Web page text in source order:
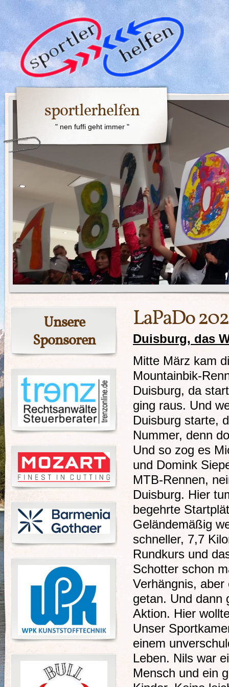
sportlerhelfen
" nen fuffi geht immer "
LaPaDo
Duisburg, das
Mitte März kam
Mountainbik-
Duisburg, da
ging raus. Und
Duisburg starte,
Nummer, denn
Und so zog es
und Domink
MTB-Rennen,
Duisburg. Hier
begehrte
Geländemäßig
schneller, 7,7
Rundkurs und
Schotter schon
Verhängnis,
getan. Und dann
Aktion. Hier
Unser
einem
Leben. Nils war
Mensch und ein
Unsere
Sponsoren